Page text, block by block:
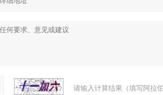
请输入计算结果（填写阿拉